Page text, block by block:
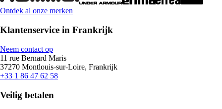
Ontdek al onze merken
Klantenservice in Frankrijk
Neem contact op
11 rue Bernard Maris
37270 Montlouis-sur-Loire, Frankrijk
+33 1 86 47 62 58
Veilig betalen